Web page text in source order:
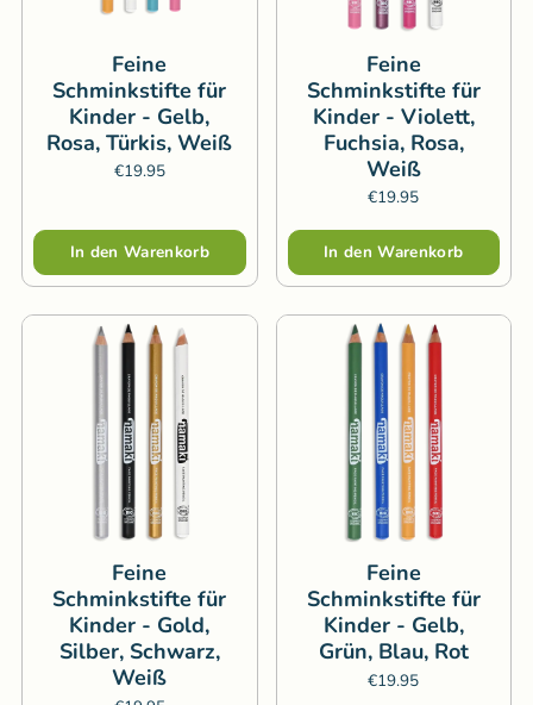
Feine
Schminkstifte für
Kinder - Gelb,
Rosa, Türkis, Weiß
€19.95
Menge
In den Warenkorb
Feine
Schminkstifte für
Kinder - Violett,
Fuchsia, Rosa,
Weiß
€19.95
Menge
In den Warenkorb
Feine
Schminkstifte für
Kinder - Gold,
Silber, Schwarz,
Weiß
Feine
Schminkstifte für
Kinder - Gelb,
Grün, Blau, Rot
€19.95